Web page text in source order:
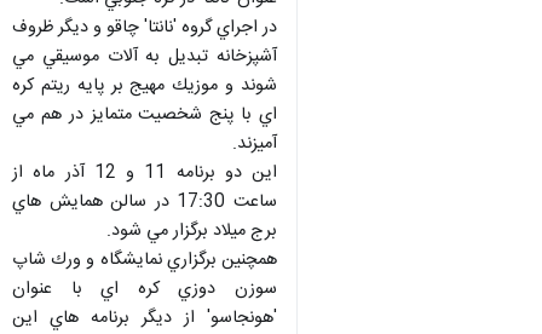
در اجراي گروه 'نانتا' چاقو و ديگر ظروف
آشپزخانه تبديل به آلات موسيقي مي
شوند و موزيك مهيج بر پايه ريتم كره
اي با پنج شخصيت متمايز در هم مي
آميزند.
اين دو برنامه 11 و 12 آذر ماه از
ساعت 17:30 در سالن همايش هاي
برج ميلاد برگزار مي شود.
همچنين برگزاري نمايشگاه و ورك شاپ
سوزن دوزي كره اي با عنوان
'هونجاسو' از ديگر برنامه هاي اين